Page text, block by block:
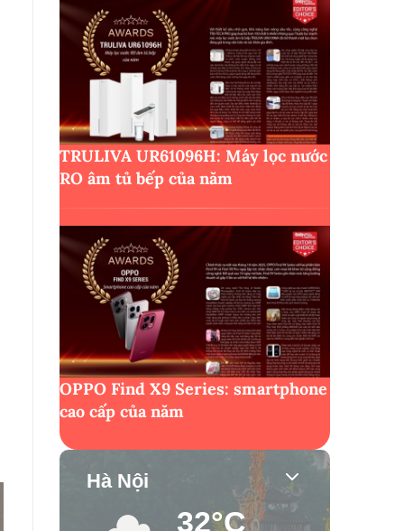
TRULIVA UR61096H: Máy lọc nước
RO âm tủ bếp của năm
OPPO Find X9 Series: smartphone
cao cấp của năm
Hà Nội
32°C